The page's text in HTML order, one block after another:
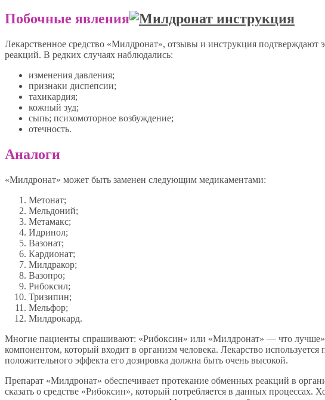
Побочные явления
Лекарственное средство «Милдронат», отзывы и инструкция подтверждают
реакций. В редких случаях наблюдались:
изменения давления;
признаки диспепсии;
тахикардия;
кожный зуд;
сыпь; психомоторное возбуждение;
отечность.
Аналоги
«Милдронат» может быть заменен следующим медикаментами:
Метонат;
Мельдоний;
Метамакс;
Идринол;
Вазонат;
Кардионат;
Милдракор;
Вазопро;
Рибоксил;
Тризипин;
Мельфор;
Милдрокард.
Многие пациенты спрашивают: «Рибоксин» или «Милдронат» — что
компонентом, который входит в организм человека. Лекарство
положительного эффекта его дозировка должна быть очень высокой.
Препарат «Милдронат» обеспечивает протекание обменных реакций в
сказать о средстве «Рибоксин», который потребляется в данных процессах.